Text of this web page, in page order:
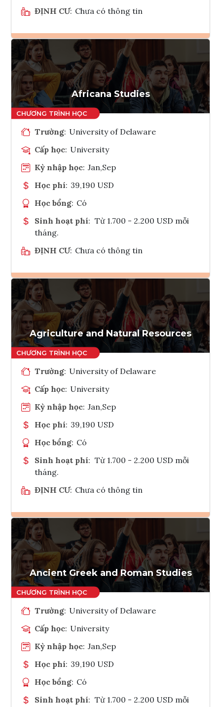
ĐỊNH CƯ: Chưa có thông tin
Ghi danh
Tham vấn Interlink
Africana Studies
Trường: University of Delaware
Cấp học: University
Kỳ nhập học: Jan,Sep
Học phí: 39,190 USD
Học bổng: Có
Sinh hoạt phí: Từ 1.700 - 2.200 USD mỗi
tháng.
ĐỊNH CƯ: Chưa có thông tin
Ghi danh
Tham vấn Interlink
Agriculture and Natural Resources
Trường: University of Delaware
Cấp học: University
Kỳ nhập học: Jan,Sep
Học phí: 39,190 USD
Học bổng: Có
Sinh hoạt phí: Từ 1.700 - 2.200 USD mỗi
tháng.
ĐỊNH CƯ: Chưa có thông tin
Ghi danh
Tham vấn Interlink
Ancient Greek and Roman Studies
Trường: University of Delaware
Cấp học: University
Kỳ nhập học: Jan,Sep
Học phí: 39,190 USD
Học bổng: Có
Sinh hoạt phí: Từ 1.700 - 2.200 USD mỗi